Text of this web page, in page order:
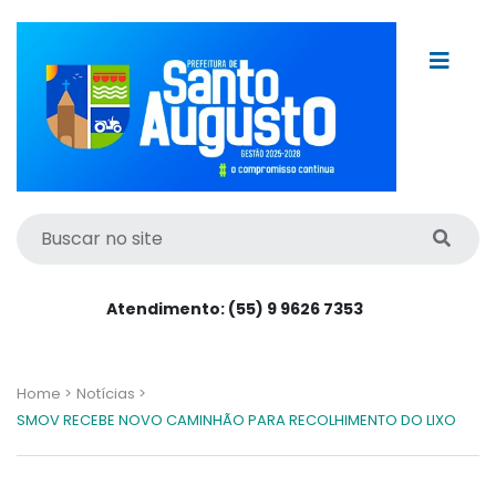
Atendimento: (55) 9 9626 7353
Home > Notícias >
SMOV RECEBE NOVO CAMINHÃO PARA RECOLHIMENTO DO LIXO